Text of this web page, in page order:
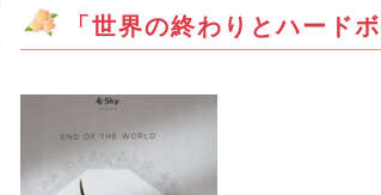
「世界の終わりとハード